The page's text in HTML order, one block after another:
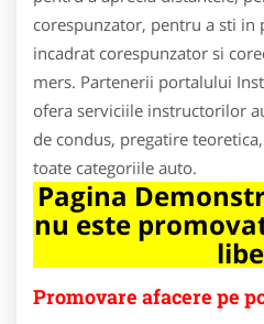
corespunzator, pentru a sti in
incadrat corespunzator si
mers. Partenerii portalului
ofera serviciile instructorilor
de condus, pregatire
toate categoriile auto.
Pagina
nu este
Promovare afacere pe